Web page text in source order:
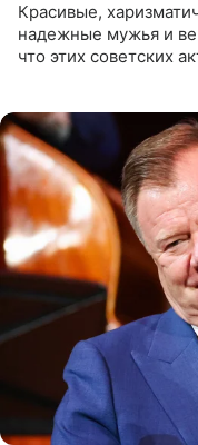
Красивые,
надежные мужья и
что этих советских